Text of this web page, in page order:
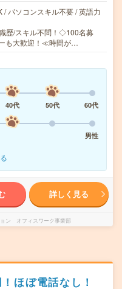
/ パソコンスキル不要 / 英語力
歴/スキル不問！◇100名募
も大歓迎！≪時間が…
40代 50代
60代
男性
詳しく見る
ン オフィスワーク事業部
ほぼ電話なし！